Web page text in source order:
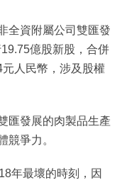
全資附屬公司雙匯發
億股新股，合併
人民幣，涉及股權
匯發展的肉製品生產
競爭力。
年最壞的時刻，因